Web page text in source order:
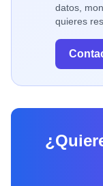
datos,
quieres